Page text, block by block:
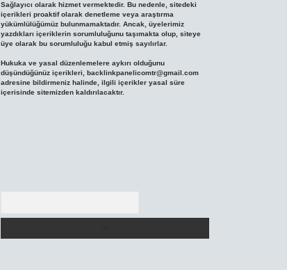
Sağlayıcı olarak hizmet vermektedir. Bu nedenle, sitedeki
içerikleri proaktif olarak denetleme veya araştırma
yükümlülüğümüz bulunmamaktadır. Ancak, üyelerimiz
yazdıkları içeriklerin sorumluluğunu taşımakta olup, siteye
üye olarak bu sorumluluğu kabul etmiş sayılırlar.
Hukuka ve yasal düzenlemelere aykırı olduğunu
düşündüğünüz içerikleri, backlinkpanelicomtr@gmail.com
adresine bildirmeniz halinde, ilgili içerikler yasal süre
içerisinde sitemizden kaldırılacaktır.